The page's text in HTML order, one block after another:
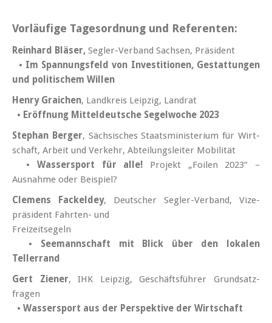
Vorläufige Tagesordnung und Referenten:
Reinhard Bläser, Segler-Verband Sachsen, Präsident
• Im Spannungsfeld von Investitionen, Gestattungen
und politischem Willen
Henry Graichen, Landkreis Leipzig, Landrat
• Eröffnung Mittel­deutsche Segel­woche 2023
Stephan Berger, Sächsisches Staats­minis­terium für Wirt­
schaft, Arbeit und Verkehr, Abteilungs­leiter Mobilität
• Wassersport für alle! Projekt „Foilen 2023“ –
Ausnahme oder Beispiel?
Clemens Fackeldey, Deutscher Segler-Verband, Vize­
präsident Fahrten- und
Frei­zeit­segeln
• Seemannschaft mit Blick über den lokalen
Tellerrand
Gert Ziener, IHK Leipzig, Geschäfts­führer Grund­satz­
fragen
• Wasser­sport aus der Perspektive der Wirtschaft